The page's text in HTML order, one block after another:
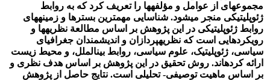
مجموعه‏ای از عوامل و مؤلفه‏ها را تعریف کرد که به روابط
ژئوپلیتیکی منجر می‏شود. شناسایی مهم‏ترین بسترها و زمینه‏های
روابط ژئوپلیتیکی در این پژوهش بر اساس مطالعة نظریه‏ها و
رویکردهایی است که نظریه‏پردازان و اندیشمندان جغرافیای
سیاسی، ژئوپلیتیک، علوم سیاسی، روابط بین‏الملل، و محیط ‏زیست
ارائه کرده‏اند. روش تحقیق در این پژوهش بر اساس هدف نظری و
بر اساس ماهیت توصیفی‏- تحلیلی است. نتایج حاصل از پژوهش